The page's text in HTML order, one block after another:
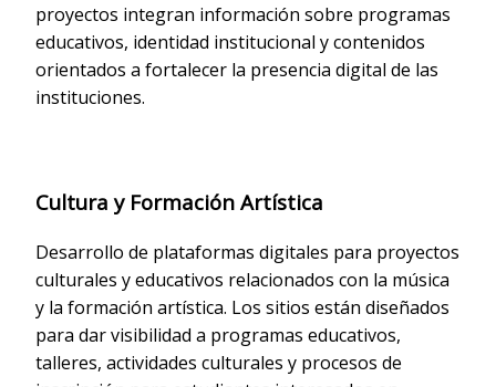
proyectos integran información sobre programas
educativos, identidad institucional y contenidos
orientados a fortalecer la presencia digital de las
instituciones.
Cultura y Formación Artística
Desarrollo de plataformas digitales para proyectos
culturales y educativos relacionados con la música
y la formación artística. Los sitios están diseñados
para dar visibilidad a programas educativos,
talleres, actividades culturales y procesos de